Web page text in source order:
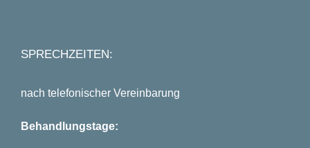
SPRECHZEITEN:
nach telefonischer Vereinbarung
Behandlungstage: